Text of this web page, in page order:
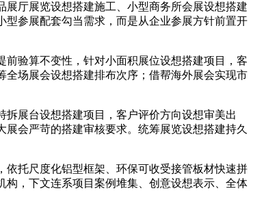
厅展览设想搭建施工、小型商务所会展设想搭建
参展配套勾当需求，而是从企业参展方针前置开
验算不变性，针对小面积展位设想搭建项目，客
场展会设想搭建排布次序；借帮海外展会实现市
展台设想搭建项目，客户评价方向设想审美出
会严苛的搭建审核要求。统筹展览设想搭建持久
托尺度化铝型框架、环保可收受接管板材快速拼
，下文连系项目案例堆集、创意设想表示、全体